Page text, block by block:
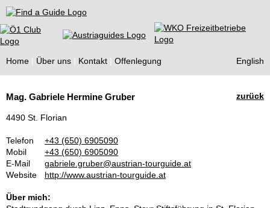
Find a Guide
Home Über uns Kontakt Offenlegung English
Guides
zurück
Mag. Gabriele Hermine Gruber
4490 St. Florian
Telefon
+43 (650) 6905090
Mobil
+43 (650) 6905090
E-Mail
gabriele.gruber@austrian-tourguide.at
Website
http://www.austrian-tourguide.at
Über mich: